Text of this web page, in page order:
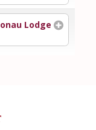
Lodge